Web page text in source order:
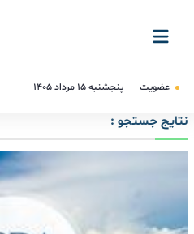
عضویت پنجشنبه ۱۵ مرداد ۱۴۰۵
نتایج جستجو :